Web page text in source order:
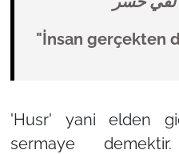
"İnsan gerçekten
'Husr' yani elden
sermaye